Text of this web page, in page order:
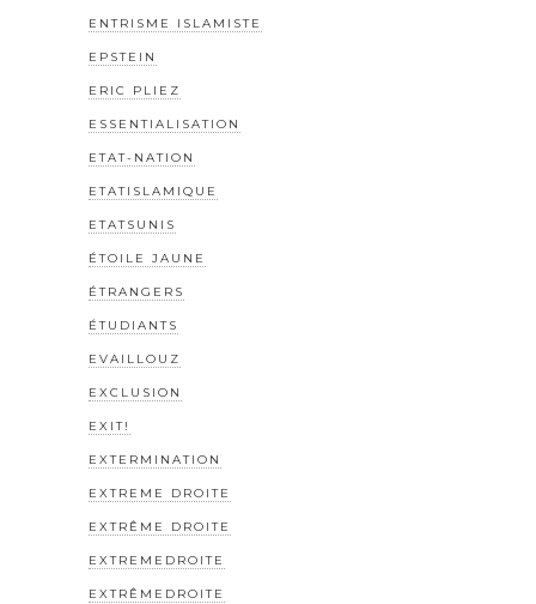
ENTRISME ISLAMISTE
EPSTEIN
ERIC PLIEZ
ESSENTIALISATION
ETAT-NATION
ETATISLAMIQUE
ETATSUNIS
ÉTOILE JAUNE
ÉTRANGERS
ÉTUDIANTS
EVAILLOUZ
EXCLUSION
EXIT!
EXTERMINATION
EXTREME DROITE
EXTRÊME DROITE
EXTREMEDROITE
EXTRÊMEDROITE